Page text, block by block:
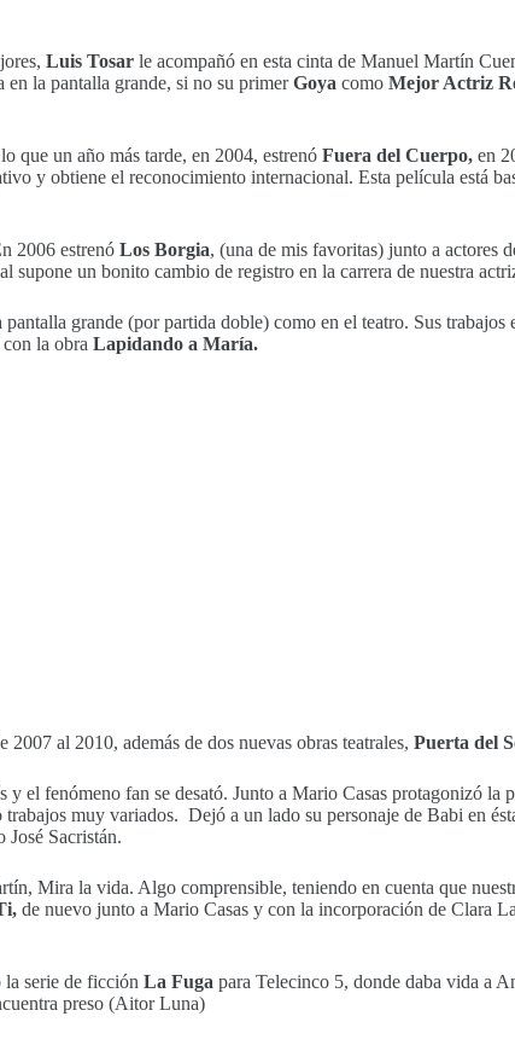
Luis Tosar le acompañó en esta cinta de Manuel Martín
la pantalla grande, si no su primerGoya como Mejor Actriz
que un año más tarde, en 2004, estrenó Fuera del Cuerpo, en
y obtiene el reconocimiento internacional. Esta película está
2006 estrenó Los Borgia, (una de mis favoritas) junto a actores
un bonito cambio de registro en la carrera de nuestra
grande (por partida doble) como en el teatro. Sus trabajos
la obra Lapidando a María.
2007 al 2010, además de dos nuevas obras teatrales, Puerta del
y el fenómeno fan se desató. Junto a Mario Casas protagonizó
muy variados. Dejó a un lado su personaje de Babi en
José Sacristán.
Mira la vida. Algo comprensible, teniendo en cuenta que
de nuevo junto a Mario Casas y con la incorporación de Clara
serie de ficción La Fuga para Telecinco 5, donde daba vida a
preso (Aitor Luna)